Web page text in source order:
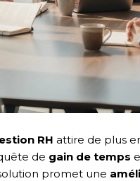
RH attire de plus
de gain de temps
promet une